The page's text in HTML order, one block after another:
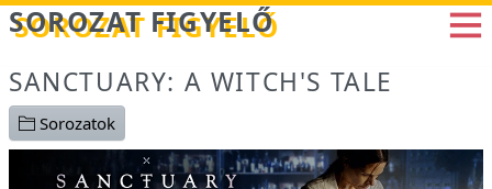
Betöltés...
SOROZAT FIGYELŐ
SANCTUARY: A WITCH'S TALE
Sorozatok